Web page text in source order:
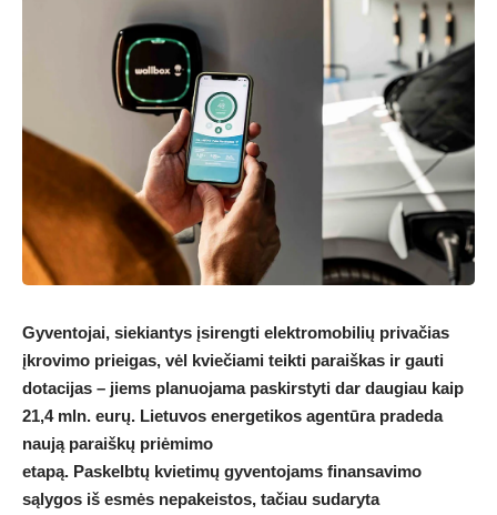
Gyventojai, siekiantys įsirengti elektromobilių privačias
įkrovimo prieigas, vėl kviečiami teikti paraiškas ir gauti
dotacijas – jiems planuojama paskirstyti dar daugiau kaip
21,4 mln. eurų. Lietuvos energetikos agentūra pradeda
naują paraiškų priėmimo
etapą. Paskelbtų kvietimų gyventojams finansavimo
sąlygos iš esmės nepakeistos, tačiau sudaryta